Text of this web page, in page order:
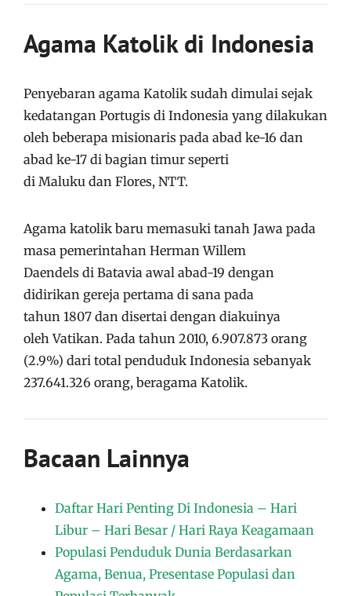
Agama Katolik di Indonesia
Penyebaran agama Katolik sudah dimulai sejak
kedatangan Portugis di Indonesia yang dilakukan
oleh beberapa misionaris pada abad ke-16 dan
abad ke-17 di bagian timur seperti
di Maluku dan Flores, NTT.
Agama katolik baru memasuki tanah Jawa pada
masa pemerintahan Herman Willem
Daendels di Batavia awal abad-19 dengan
didirikan gereja pertama di sana pada
tahun 1807 dan disertai dengan diakuinya
oleh Vatikan. Pada tahun 2010, 6.907.873 orang
(2.9%) dari total penduduk Indonesia sebanyak
237.641.326 orang, beragama Katolik.
Bacaan Lainnya
Daftar Hari Penting Di Indonesia – Hari
Libur – Hari Besar / Hari Raya Keagamaan
Populasi Penduduk Dunia Berdasarkan
Agama, Benua, Presentase Populasi dan